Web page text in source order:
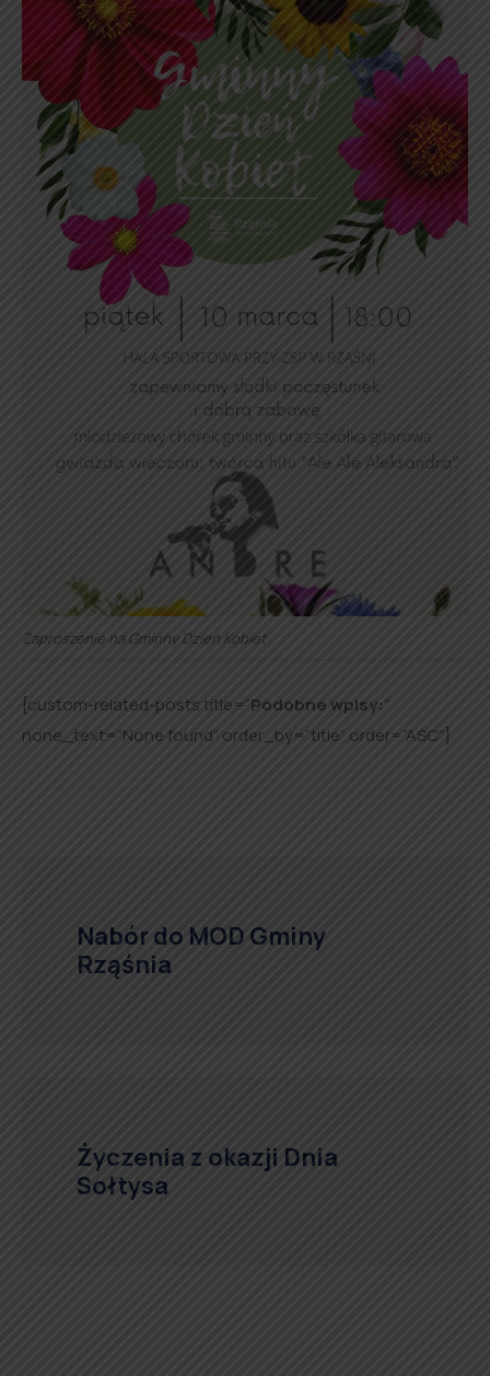
Zaproszenie na Gminny Dzień Kobiet
[custom-related-posts title=”Podobne wpisy:”
none_text=”None found” order_by=”title” order=”ASC”]
Nabór do MOD Gminy
Rząśnia
Życzenia z okazji Dnia
Sołtysa